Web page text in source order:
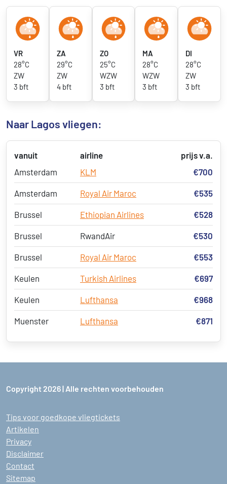
VR
28°C
ZW
3 bft
ZA
29°C
ZW
4 bft
ZO
25°C
WZW
3 bft
MA
28°C
WZW
3 bft
DI
28°C
ZW
3 bft
Naar Lagos vliegen:
vanuit airline
prijs v.a.
Amsterdam
KLM €700
Amsterdam Royal Air Maroc €535
Brussel Ethiopian Airlines €528
Brussel RwandAir €530
Brussel Royal Air Maroc €553
Keulen Turkish Airlines €697
Keulen Lufthansa €968
Muenster Lufthansa €871
Copyright 2026 | Alle rechten voorbehouden
Tips voor goedkope vliegtickets
Artikelen
Privacy
Disclaimer
Contact
Sitemap